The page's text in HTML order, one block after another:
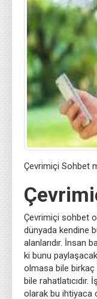
Çevrimiçi Sohbet
Çevrimiçi sohbet
dünyada kendine
alanlarıdır. İnsan
ki bunu
olmasa bile birkaç
bile rahatlatıcıdır.
olarak bu ihtiyaca